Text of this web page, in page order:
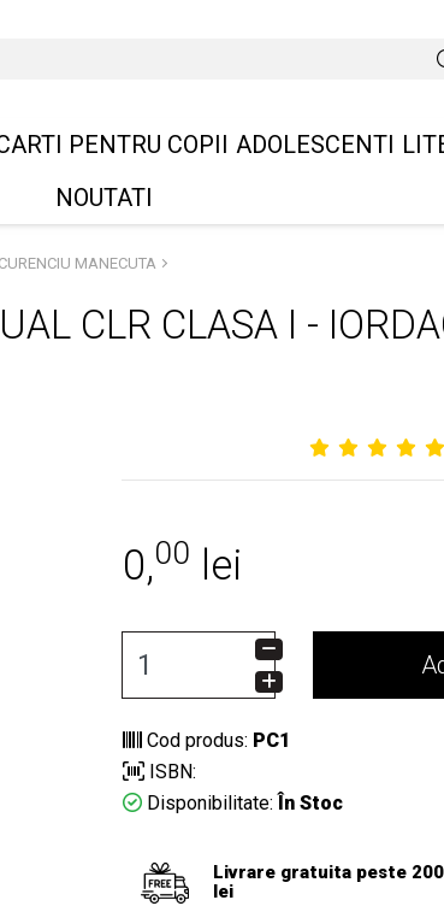
PENTRU COPII ADOLESCENTI
NOUTATI
MANECUTA
CLR CLASA I -
0,00 lei
Cod produs: PC1
ISBN:
Disponibilitate: În Stoc
Livrare gratuita peste 200
lei